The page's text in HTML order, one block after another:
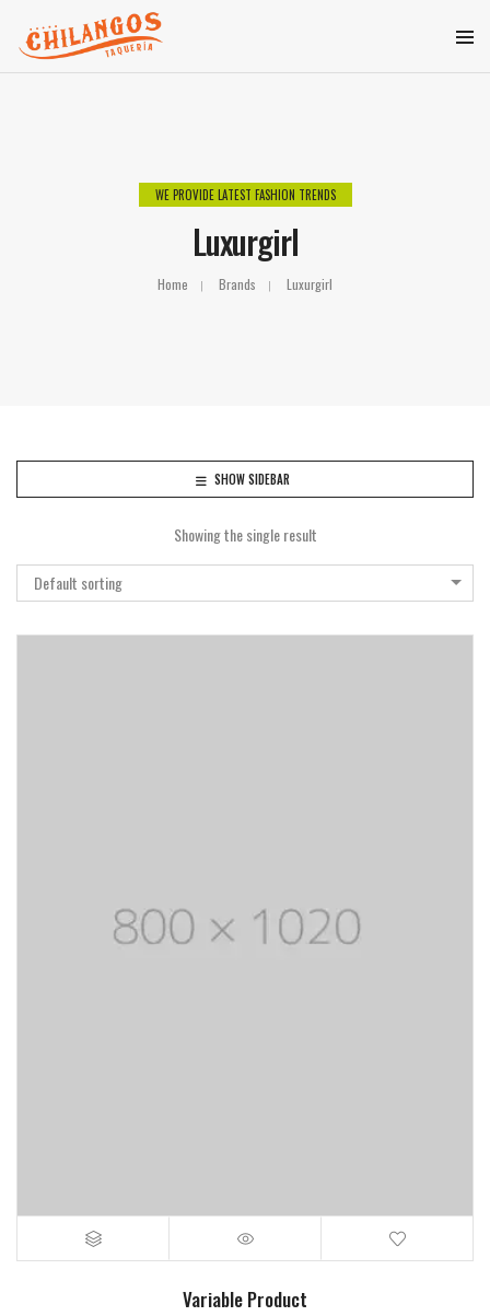
WE PROVIDE LATEST FASHION TRENDS
Luxurgirl
Home Brands Luxurgirl
SHOW SIDEBAR
Showing the single result
Default sorting
Variable Product